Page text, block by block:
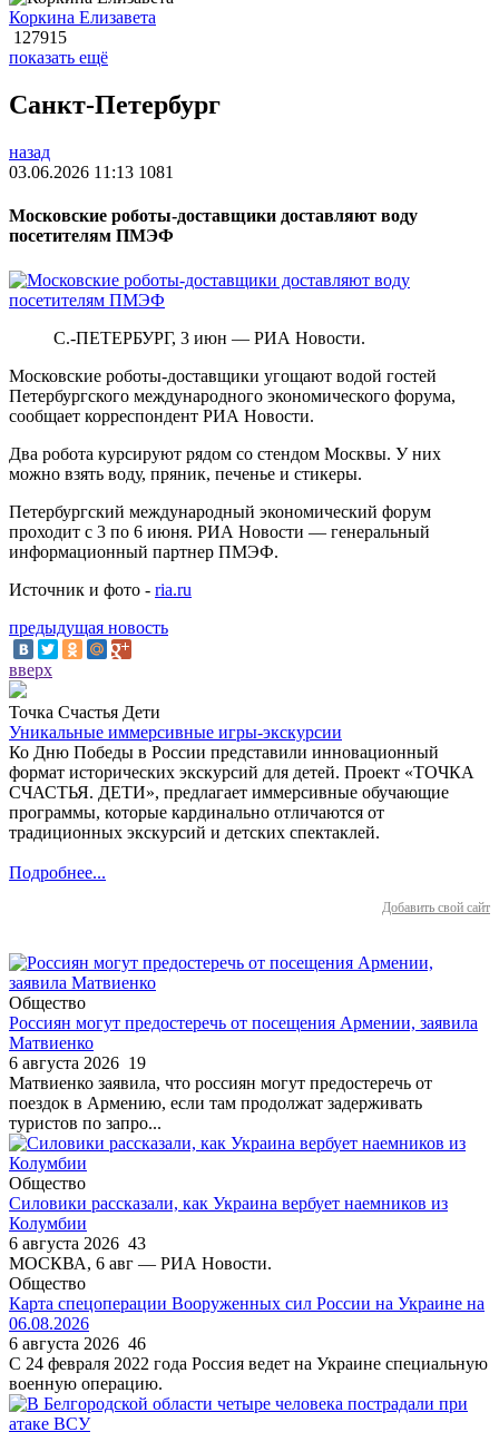
Коркина Елизавета
127915
показать ещё
Санкт-Петербург
назад
03.06.2026 11:13 1081
Московские роботы-доставщики доставляют воду
посетителям ПМЭФ
С.-ПЕТЕРБУРГ, 3 июн — РИА Новости.
Московские роботы-доставщики угощают водой гостей
Петербургского международного экономического форума,
сообщает корреспондент РИА Новости.
Два робота курсируют рядом со стендом Москвы. У них
можно взять воду, пряник, печенье и стикеры.
Петербургский международный экономический форум
проходит с 3 по 6 июня. РИА Новости — генеральный
информационный партнер ПМЭФ.
Источник и фото - ria.ru
предыдущая новость
вверх
Точка Счастья Дети
Уникальные иммерсивные игры-экскурсии
Ко Дню Победы в России представили инновационный
формат исторических экскурсий для детей. Проект «ТОЧКА
СЧАСТЬЯ. ДЕТИ», предлагает иммерсивные обучающие
программы, которые кардинально отличаются от
традиционных экскурсий и детских спектаклей.
Подробнее...
Добавить свой сайт
Общество
Россиян могут предостеречь от посещения Армении, заявила
Матвиенко
6 августа 2026 19
Матвиенко заявила, что россиян могут предостеречь от
поездок в Армению, если там продолжат задерживать
туристов по запро...
Общество
Силовики рассказали, как Украина вербует наемников из
Колумбии
6 августа 2026 43
МОСКВА, 6 авг — РИА Новости.
Общество
Карта спецоперации Вооруженных сил России на Украине на
06.08.2026
6 августа 2026 46
С 24 февраля 2022 года Россия ведет на Украине специальную
военную операцию.